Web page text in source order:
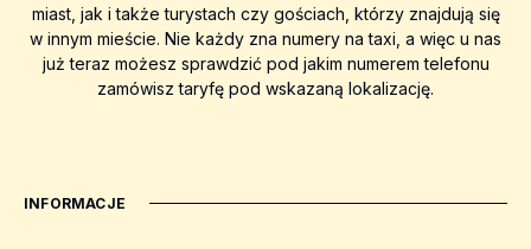
miast, jak i także turystach czy gościach, którzy znajdują się
w innym mieście. Nie każdy zna numery na taxi, a więc u nas
już teraz możesz sprawdzić pod jakim numerem telefonu
zamówisz taryfę pod wskazaną lokalizację.
INFORMACJE